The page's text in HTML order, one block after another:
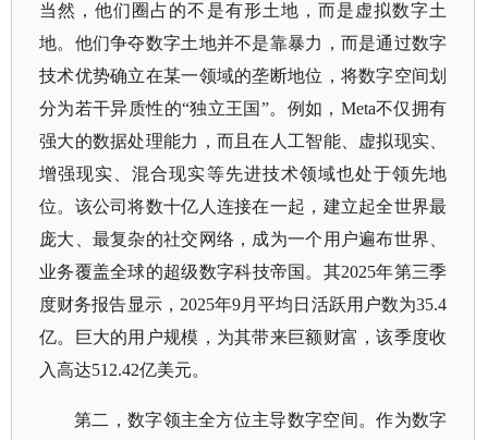
当然，他们圈占的不是有形土地，而是虚拟数字土
地。他们争夺数字土地并不是靠暴力，而是通过数字
技术优势确立在某一领域的垄断地位，将数字空间划
分为若干异质性的“独立王国”。例如，Meta不仅拥有
强大的数据处理能力，而且在人工智能、虚拟现实、
增强现实、混合现实等先进技术领域也处于领先地
位。该公司将数十亿人连接在一起，建立起全世界最
庞大、最复杂的社交网络，成为一个用户遍布世界、
业务覆盖全球的超级数字科技帝国。其2025年第三季
度财务报告显示，2025年9月平均日活跃用户数为35.4
亿。巨大的用户规模，为其带来巨额财富，该季度收
入高达512.42亿美元。
第二，数字领主全方位主导数字空间。作为数字